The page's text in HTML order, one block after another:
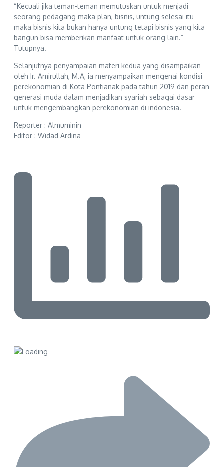
“Kecuali jika teman-teman memutuskan untuk menjadi
seorang pedagang maka plan, bisnis, untung selesai itu
maka bisnis kita bukan hanya untung tetapi bisnis yang kita
bangun bisa memberikan manfaat untuk orang lain.”
Tutupnya.
Selanjutnya penyampaian materi kedua yang disampaikan
oleh Ir. Amirullah, M.A, ia menyampaikan mengenai kondisi
perekonomian di Kota Pontianak pada tahun 2019 dan peran
generasi muda dalam menjadikan syariah sebagai dasar
untuk mengembangkan perekonomian di indonesia.
Reporter : Almuminin
Editor : Widad Ardina